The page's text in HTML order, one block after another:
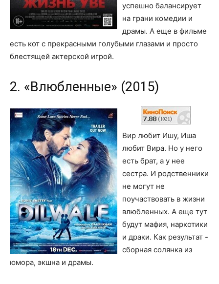
успешно балансирует
на грани комедии и
драмы. А еще в фильме
есть кот с прекрасными голубыми глазами и просто
блестящей актерской игрой.
2. «Влюбленные» (2015)
Вир любит Ишу, Иша
любит Вира. Но у него
есть брат, а у нее
сестра. И родственники
не могут не
поучаствовать в жизни
влюбленных. А еще тут
будут мафия, наркотики
и драки. Как результат -
сборная солянка из
юмора, экшна и драмы.